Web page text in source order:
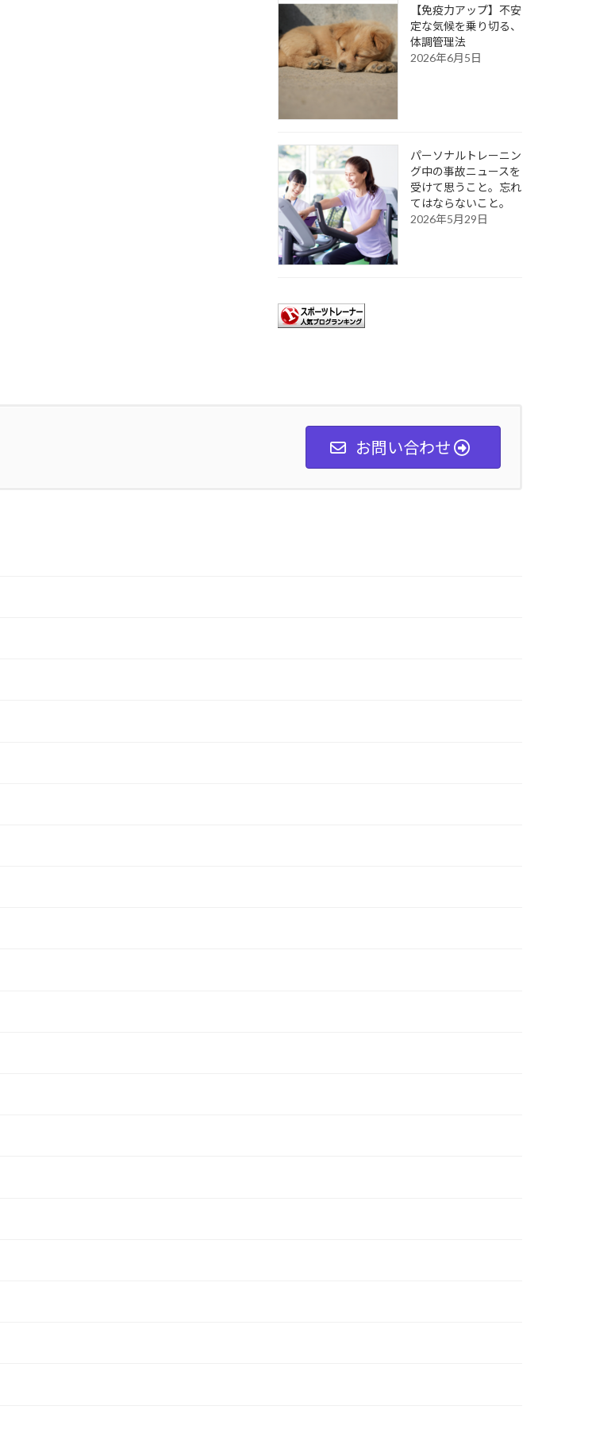
【免疫力アップ】不安
定な気候を乗り切る、
体調管理法
2026年6月5日
パーソナルトレーニン
グ中の事故ニュースを
受けて思うこと。忘れ
てはならないこと。
2026年5月29日
お問い合わせ